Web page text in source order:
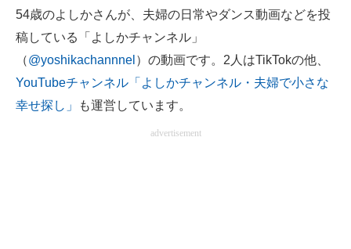
好きが集まる 比べて選べる
ビジネスと働き方のヒント
企業ITのトレンドを詳説
54歳のよしかさんが、夫婦の日常やダンス動画などを投
稿している「よしかチャンネル」
（@yoshikachannnel ）の動画です。2人はTikTokの他、
YouTubeチャンネル「よしかチャンネル・夫婦で小さな
幸せ探し」
も運営しています。
advertisement